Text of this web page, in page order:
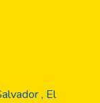
, El